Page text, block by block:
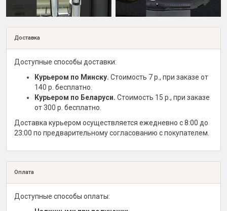
Доставка
Доступные способы доставки:
Курьером по Минску. Стоимость 7 р., при заказе от
140 р. бесплатно.
Курьером по Беларуси. Стоимость 15 р., при заказе
от 300 р. бесплатно.
Доставка курьером осуществляется ежедневно с 8:00 до
23:00 по предварительному согласованию с покупателем.
Оплата
Доступные способы оплаты: